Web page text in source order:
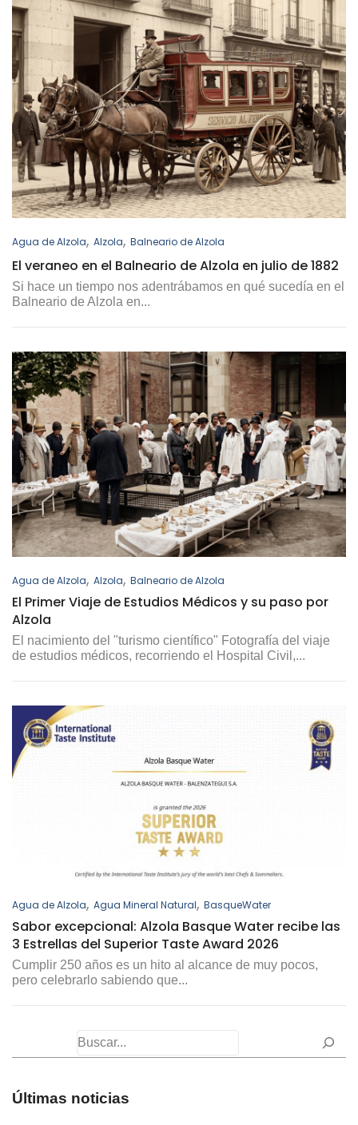
Agua de Alzola, Alzola, Balneario de Alzola
El veraneo en el Balneario de Alzola en julio de 1882
Si hace un tiempo nos adentrábamos en qué sucedía en el
Balneario de Alzola en...
Agua de Alzola, Alzola, Balneario de Alzola
El Primer Viaje de Estudios Médicos y su paso por
Alzola
El nacimiento del "turismo científico" Fotografía del viaje
de estudios médicos, recorriendo el Hospital Civil,...
Agua de Alzola, Agua Mineral Natural, BasqueWater
Sabor excepcional: Alzola Basque Water recibe las
3 Estrellas del Superior Taste Award 2026
Cumplir 250 años es un hito al alcance de muy pocos,
pero celebrarlo sabiendo que...
Últimas noticias